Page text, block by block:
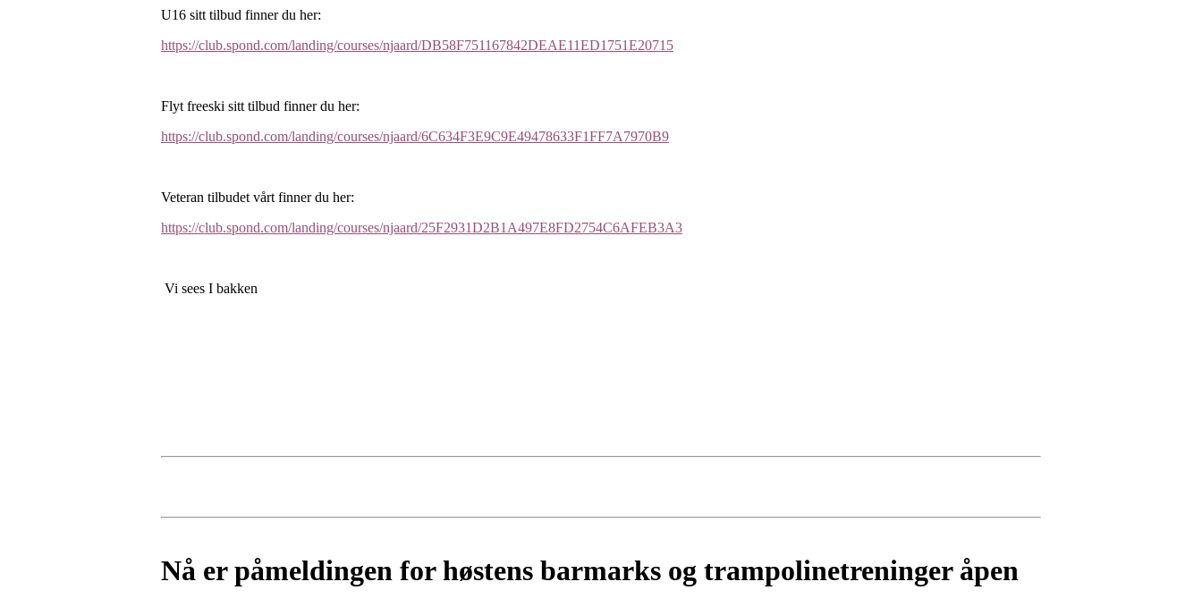
U16 sitt tilbud finner du her:
https://club.spond.com/landing/courses/njaard/DB58F751167842DEAE11ED1751E20715
Flyt freeski sitt tilbud finner du her:
https://club.spond.com/landing/courses/njaard/6C634F3E9C9E49478633F1FF7A7970B9
Veteran tilbudet vårt finner du her:
https://club.spond.com/landing/courses/njaard/25F2931D2B1A497E8FD2754C6AFEB3A3
Vi sees I bakken
Nå er påmeldingen for høstens barmarks og trampolinetreninger åpen